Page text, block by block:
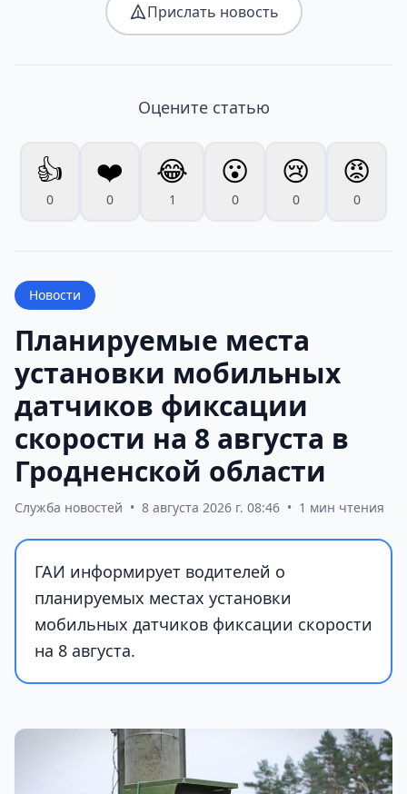
Прислать новость
Оцените статью
👍
0
❤️
0
😂
1
😮
0
😢
0
😡
0
Новости
Планируемые места
установки мобильных
датчиков фиксации
скорости на 8 августа в
Гродненской области
Служба новостей • 8 августа 2026 г. 08:46 • 1 мин чтения
ГАИ информирует водителей о
планируемых местах установки
мобильных датчиков фиксации скорости
на 8 августа.